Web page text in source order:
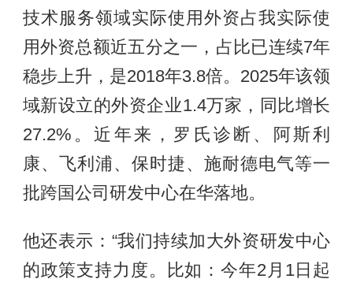
技术服务领域实际使用外资占我实际使
用外资总额近五分之一，占比已连续7年
稳步上升，是2018年3.8倍。2025年该领
域新设立的外资企业1.4万家，同比增长
27.2%。近年来，罗氏诊断、阿斯利
康、飞利浦、保时捷、施耐德电气等一
批跨国公司研发中心在华落地。
他还表示：“我们持续加大外资研发中心
的政策支持力度。比如：今年2月1日起